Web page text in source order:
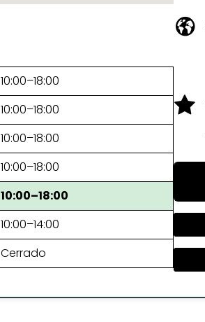
10:00–18:00
10:00–18:00
10:00–18:00
10:00–18:00
10:00–18:00
10:00–14:00
Cerrado